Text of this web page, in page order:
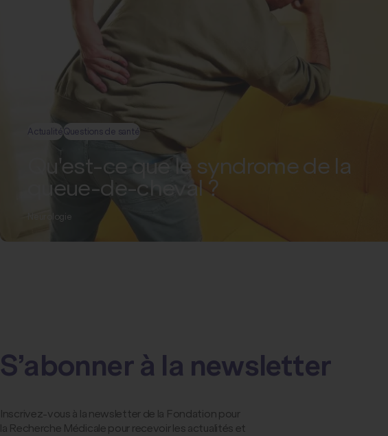
Qu'est-ce que le syndrome de la
queue-de-cheval ?
ActualitéQuestions de santé
Neurologie
S’abonner à la newsletter
Inscrivez-vous à la newsletter de la Fondation pour
la Recherche Médicale pour recevoir les actualités et